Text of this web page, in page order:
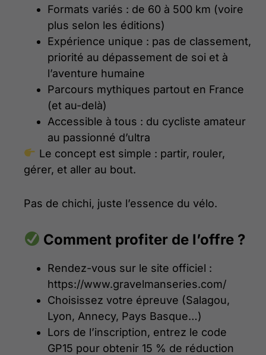
Formats variés : de 60 à 500 km (voire
plus selon les éditions)
Expérience unique : pas de classement,
priorité au dépassement de soi et à
l’aventure humaine
Parcours mythiques partout en France
(et au-delà)
Accessible à tous : du cycliste amateur
au passionné d’ultra
Le concept est simple : partir, rouler,
gérer, et aller au bout.
Pas de chichi, juste l’essence du vélo.
Comment profiter de l’offre ?
Rendez-vous sur le site officiel :
https://www.gravelmanseries.com/
Choisissez votre épreuve (Salagou,
Lyon, Annecy, Pays Basque…)
Lors de l’inscription, entrez le code
GP15 pour obtenir 15 % de réduction